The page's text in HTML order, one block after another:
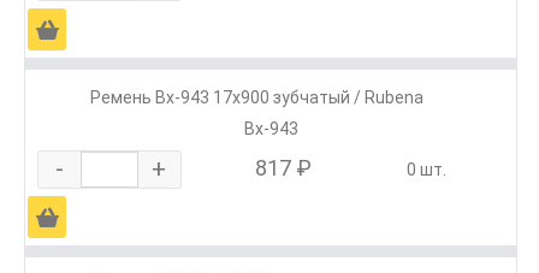
Ä
Ремень Вх-943 17х900 зубчатый / Rubena
Вх-943
- + 817 ₽ 0 шт.
Ä